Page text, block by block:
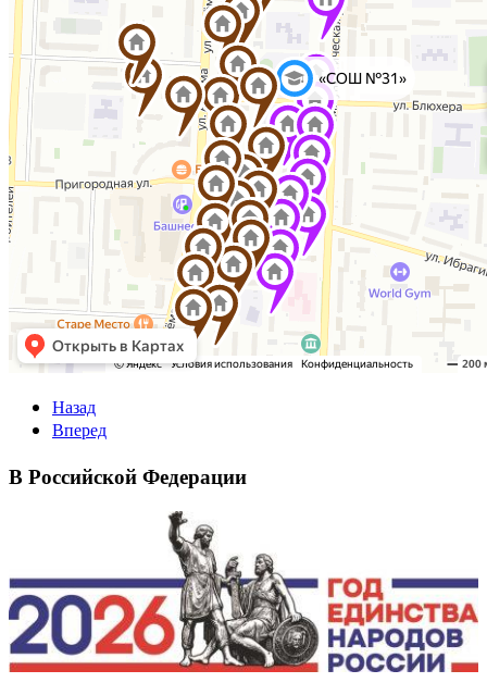
Назад
Вперед
В Российской Федерации